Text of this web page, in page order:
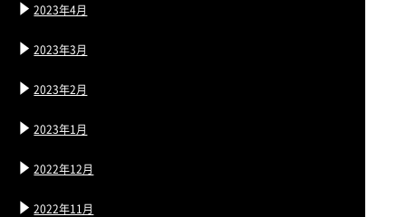
2023年4月
2023年3月
2023年2月
2023年1月
2022年12月
2022年11月